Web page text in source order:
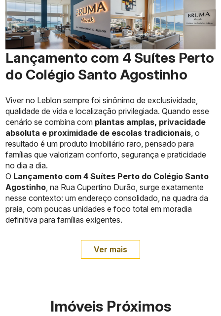
Lançamento com 4 Suítes Perto
do Colégio Santo Agostinho
Viver no Leblon sempre foi sinônimo de exclusividade,
qualidade de vida e localização privilegiada. Quando esse
cenário se combina com plantas amplas, privacidade
absoluta e proximidade de escolas tradicionais, o
resultado é um produto imobiliário raro, pensado para
famílias que valorizam conforto, segurança e praticidade
no dia a dia.
O Lançamento com 4 Suítes Perto do Colégio Santo
Agostinho, na Rua Cupertino Durão, surge exatamente
nesse contexto: um endereço consolidado, na quadra da
praia, com poucas unidades e foco total em moradia
definitiva para famílias exigentes.
Ver mais
Imóveis Próximos